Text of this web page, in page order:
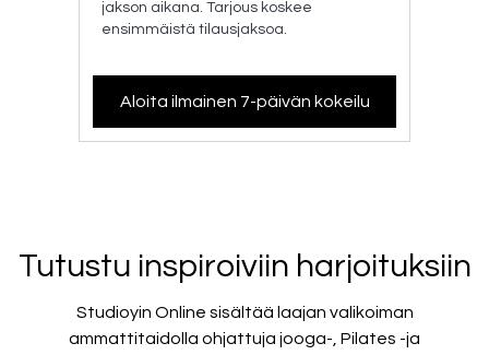
jakson aikana. Tarjous koskee
ensimmäistä tilausjaksoa.
Aloita ilmainen 7-päivän kokeilu
​​Tutustu inspiroiviin harjoituksiin
Studioyin Online sisältää laajan valikoiman
ammattitaidolla ohjattuja jooga-, Pilates -ja